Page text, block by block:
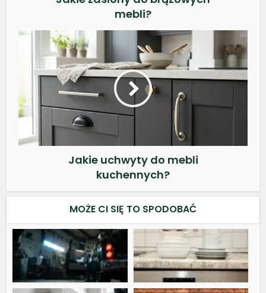
mebli?
Jakie uchwyty do mebli
kuchennych?
MOŻE CI SIĘ TO SPODOBAĆ